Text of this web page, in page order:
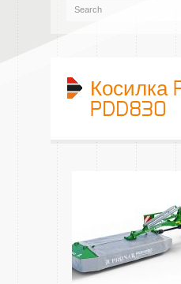
Косилка
PDD830